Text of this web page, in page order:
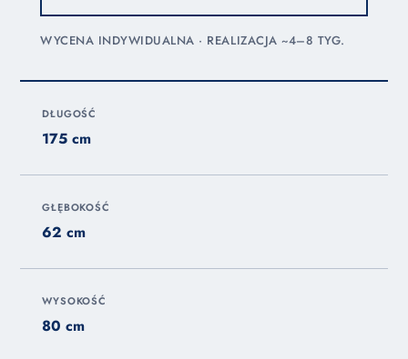
WYCENA INDYWIDUALNA · REALIZACJA ~4–8 TYG.
DŁUGOŚĆ
175 cm
GŁĘBOKOŚĆ
62 cm
WYSOKOŚĆ
80 cm